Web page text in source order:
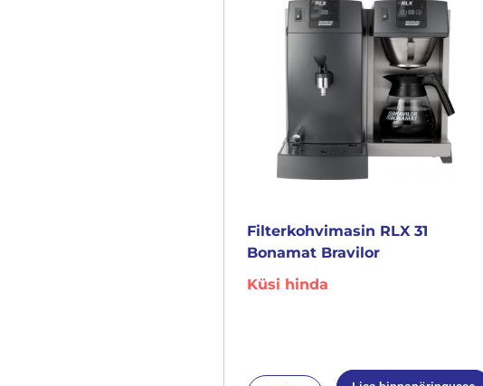
Filterkohvimasin RLX 31
Bonamat Bravilor
Küsi hinda